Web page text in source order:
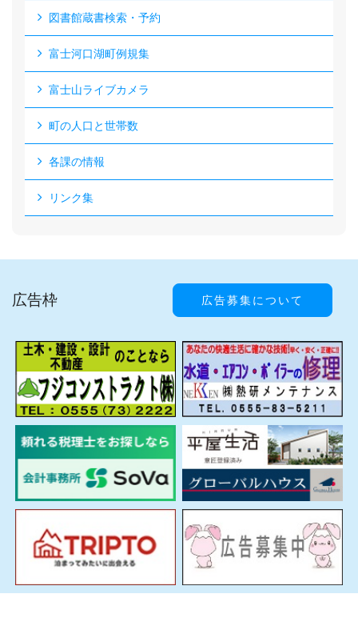
図書館蔵書検索・予約
富士河口湖町例規集
富士山ライブカメラ
町の人口と世帯数
各課の情報
リンク集
広告枠 広告募集について